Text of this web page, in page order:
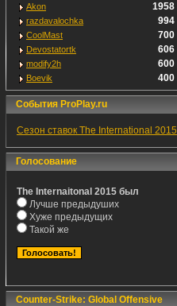
Akon 1958
razdavalochka 994
CoolMast 700
Devostatortk 606
modify2h 600
Boevik 400
События ProPlay.ru
Сезон ставок The International 2015
Голосование
The Internaitonal 2015 был
Лучше предыдуших
Хуже предыдущих
Такой же
Counter-Strike: Global Offensive